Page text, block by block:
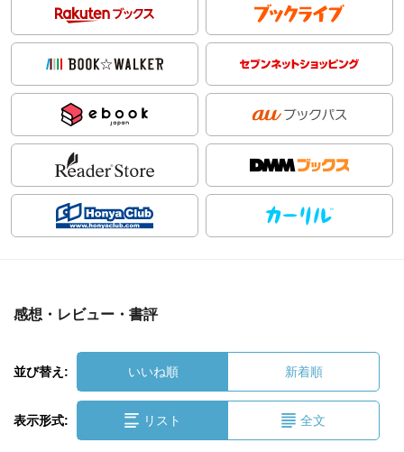
感想・レビュー・書評
並び替え: いいね順 新着順
表示形式: リスト 全文